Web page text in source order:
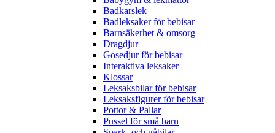
Badkarslek
Badleksaker för bebisar
Barnsäkerhet & omsorg
Dragdjur
Gosedjur för bebisar
Interaktiva leksaker
Klossar
Leksaksbilar för bebisar
Leksaksfigurer för bebisar
Pottor & Pallar
Pussel för små barn